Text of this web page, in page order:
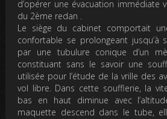
d’opérer une évacuation immédiate
du 2ème redan .
Le siège du cabinet comportait
confortable se prolongeant
par une tubulure conique d’un
constituant sans le savoir une
utilisée pour l’étude de la vrille des
vol libre. Dans cette soufflerie, la
bas en haut diminue avec
maquette descend dans le tube,